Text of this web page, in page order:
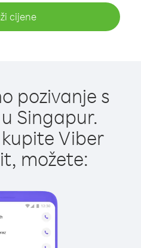
cijene
pozivanje s
Singapur.
Viber
možete: